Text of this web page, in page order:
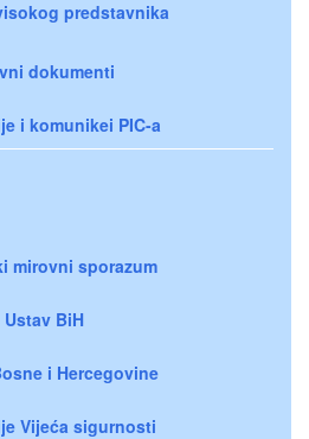
predstavnika
dokumenti
i komunikei PIC-a
mirovni sporazum
Ustav BiH
i Hercegovine
Vijeća sigurnosti